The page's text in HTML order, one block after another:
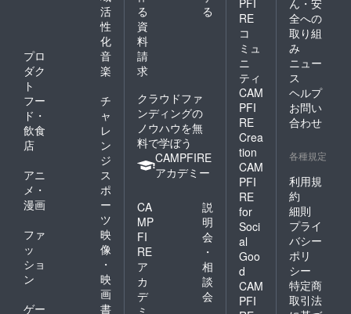
活
性
化
プロ
ダク
ト
音
楽
フー
ド・
飲食
店
チ
ャ
レ
ン
ジ
アニ
メ・
漫画
ス
ポ
ー
ツ
ファ
ッ
ショ
ン
映
像
・
映
画
ゲー
書
る
る
資
料
請
求
クラウドファ
ンディングの
ノウハウを無
料で学ぼう
CAMPFIRE
アカデミー
CA
MP
FI
RE
ア
カ
デ
ミ
説
明
会
・
相
談
会
RE
コ
ミュ
ニ
ティ
CAM
PFI
RE
Crea
tion
CAM
PFI
RE
for
Soci
al
Goo
d
CAM
PFI
全への
取り組
み
ニュー
ス
ヘルプ
お問い
合わせ
各種規定
利用規
約
細則
プライ
バシー
ポリ
シー
特定商
取引法